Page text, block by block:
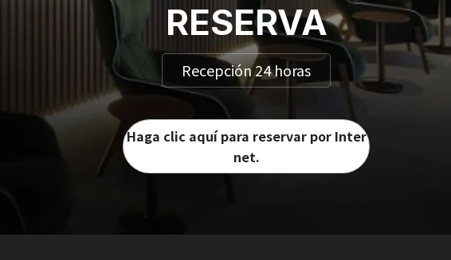
RESERVA
Recepción 24 horas
Haga clic aquí para reservar por Inter
net.